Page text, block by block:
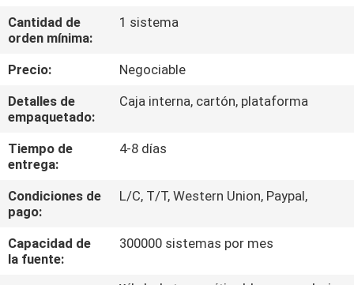
DE
CALIDAD
CONTACTA
CON
NOSOTROS
SOLICITAR
Cantidad de
orden mínima:
1 sistema
Precio:
Negociable
Detalles de
empaquetado:
Caja interna, cartón, plataforma
Tiempo de
entrega:
4-8 días
Condiciones de
pago:
L/C, T/T, Western Union, Paypal,
Capacidad de
la fuente:
300000 sistemas por mes